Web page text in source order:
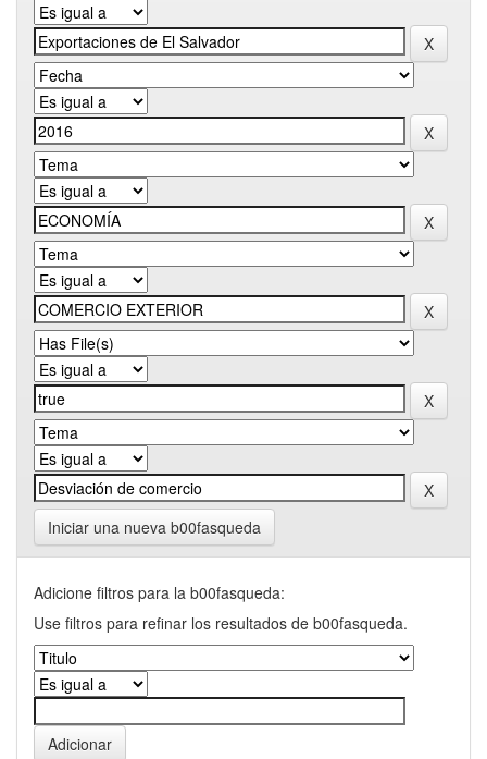
Iniciar una nueva b00fasqueda
Adicione filtros para la b00fasqueda:
Use filtros para refinar los resultados de b00fasqueda.